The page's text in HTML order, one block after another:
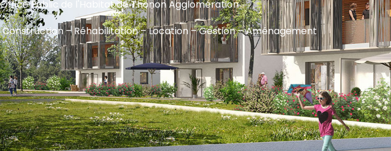
Office Public de l'Habitat de Thonon Agglomération
Construction – Réhabilitation – Location – Gestion – Aménagement